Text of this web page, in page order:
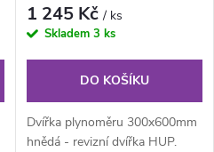
1 245 Kč/ ks
Skladem 3 ks
DO KOŠÍKU
Dvířka plynoměru 300x600mm
hnědá - revizní dvířka HUP.